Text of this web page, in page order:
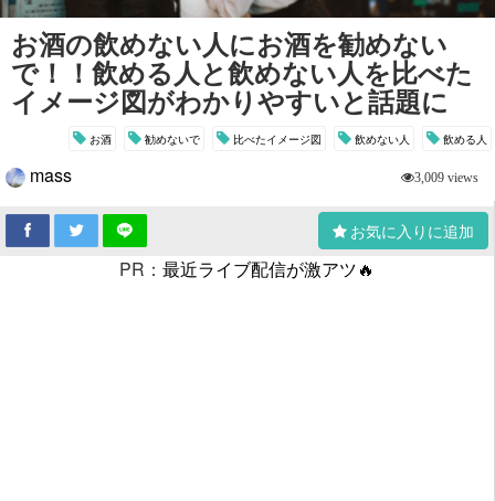
お酒の飲めない人にお酒を勧めない
で！！飲める人と飲めない人を比べた
イメージ図がわかりやすいと話題に
お酒 勧めないで 比べたイメージ図 飲めない人 飲める人
mass 3,009 views
お気に入りに追加
PR： 最近ライブ配信が激アツ🔥